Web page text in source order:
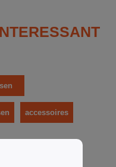
accessoires